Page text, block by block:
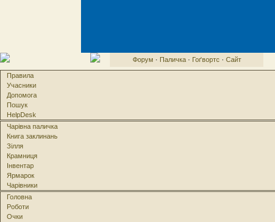
Форум · Паличка· Гоґвортс · Сайт
Правила
Учасники
Допомога
Пошук
HelpDesk
Чарівна паличка
Книга заклинань
Зілля
Крамниця
Інвентар
Ярмарок
Чарівники
Головна
Роботи
Очки